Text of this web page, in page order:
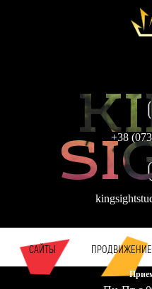
+38
САЙТЫ ПРОДВИЖЕНИЕ